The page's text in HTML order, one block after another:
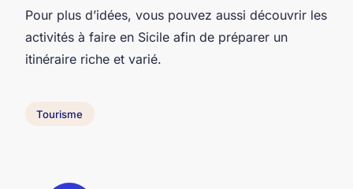
Pour plus d’idées, vous pouvez aussi découvrir les
activités à faire en Sicile afin de préparer un
itinéraire riche et varié.
Tourisme